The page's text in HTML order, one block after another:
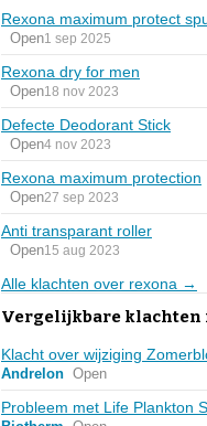
Rexona maximum protect
Open1 sep 2025
Rexona dry for men
Open18 nov 2023
Defecte Deodorant Stick
Open4 nov 2023
Rexona maximum protection
Open27 sep 2023
Anti transparant roller
Open15 aug 2023
Alle klachten over rexona →
Vergelijkbare klachten
Klacht over wijziging
Andrelon Open
Probleem met Life Plankton